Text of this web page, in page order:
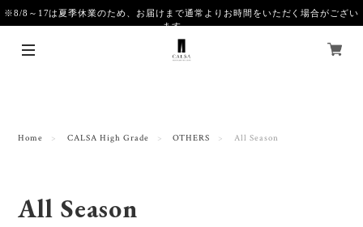
※8/8～17は夏季休業のため、お届けまで通常よりお時間をいただく場合がござい
ます。
Home CALSA High Grade OTHERS All Season
All Season